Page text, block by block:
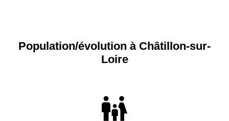
Population/évolution à Châtillon-sur-
Loire